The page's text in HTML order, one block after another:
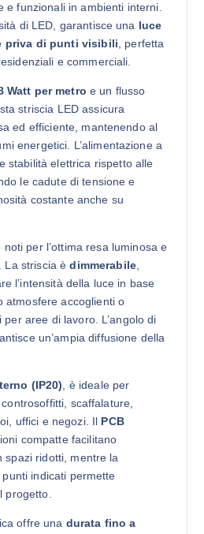
e funzionali in ambienti interni.
di LED, garantisce una luce
priva di punti visibili , perfetta
e commerciali.
Watt per metro e un flusso
striscia LED assicura
ed efficiente, mantenendo al
energetici. L’alimentazione a
stabilità elettrica rispetto alle
le cadute di tensione e
costante anche su
per l’ottima resa luminosa e
La striscia èdimmerabile,
l’intensità della luce in base
atmosfere accoglienti o
aree di lavoro. L’angolo di
un’ampia diffusione della
(IP20), è ideale per
scaffalature,
uffici e negozi. Il PCB
compatte facilitano
spazi ridotti, mentre la
indicati permette
progetto.
offre una durata fino a